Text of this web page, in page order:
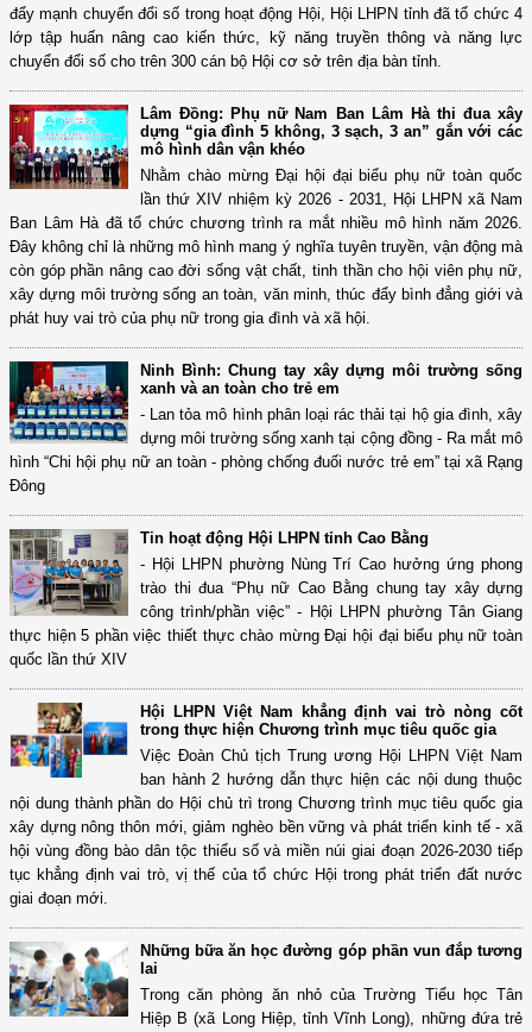
đẩy mạnh chuyển đổi số trong hoạt động Hội, Hội LHPN tỉnh đã tổ chức 4
lớp tập huấn nâng cao kiến thức, kỹ năng truyền thông và năng lực
chuyển đổi số cho trên 300 cán bộ Hội cơ sở trên địa bàn tỉnh.
Lâm Đồng: Phụ nữ Nam Ban Lâm Hà thi đua xây
dựng “gia đình 5 không, 3 sạch, 3 an” gắn với các
mô hình dân vận khéo
Nhằm chào mừng Đại hội đại biểu phụ nữ toàn quốc
lần thứ XIV nhiệm kỳ 2026 - 2031, Hội LHPN xã Nam
Ban Lâm Hà đã tổ chức chương trình ra mắt nhiều mô hình năm 2026.
Đây không chỉ là những mô hình mang ý nghĩa tuyên truyền, vận động mà
còn góp phần nâng cao đời sống vật chất, tinh thần cho hội viên phụ nữ,
xây dựng môi trường sống an toàn, văn minh, thúc đẩy bình đẳng giới và
phát huy vai trò của phụ nữ trong gia đình và xã hội.
Ninh Bình: Chung tay xây dựng môi trường sống
xanh và an toàn cho trẻ em
- Lan tỏa mô hình phân loại rác thải tại hộ gia đình, xây
dựng môi trường sống xanh tại cộng đồng - Ra mắt mô
hình “Chi hội phụ nữ an toàn - phòng chống đuối nước trẻ em” tại xã Rạng
Đông
Tin hoạt động Hội LHPN tỉnh Cao Bằng
- Hội LHPN phường Nùng Trí Cao hưởng ứng phong
trào thi đua “Phụ nữ Cao Bằng chung tay xây dựng
công trình/phần việc” - Hội LHPN phường Tân Giang
thực hiện 5 phần việc thiết thực chào mừng Đại hội đại biểu phụ nữ toàn
quốc lần thứ XIV
Hội LHPN Việt Nam khẳng định vai trò nòng cốt
trong thực hiện Chương trình mục tiêu quốc gia
Việc Đoàn Chủ tịch Trung ương Hội LHPN Việt Nam
ban hành 2 hướng dẫn thực hiện các nội dung thuộc
nội dung thành phần do Hội chủ trì trong Chương trình mục tiêu quốc gia
xây dựng nông thôn mới, giảm nghèo bền vững và phát triển kinh tế - xã
hội vùng đồng bào dân tộc thiểu số và miền núi giai đoạn 2026-2030 tiếp
tục khẳng định vai trò, vị thế của tổ chức Hội trong phát triển đất nước
giai đoạn mới.
Những bữa ăn học đường góp phần vun đắp tương
lai
Trong căn phòng ăn nhỏ của Trường Tiểu học Tân
Hiệp B (xã Long Hiệp, tỉnh Vĩnh Long), những đứa trẻ